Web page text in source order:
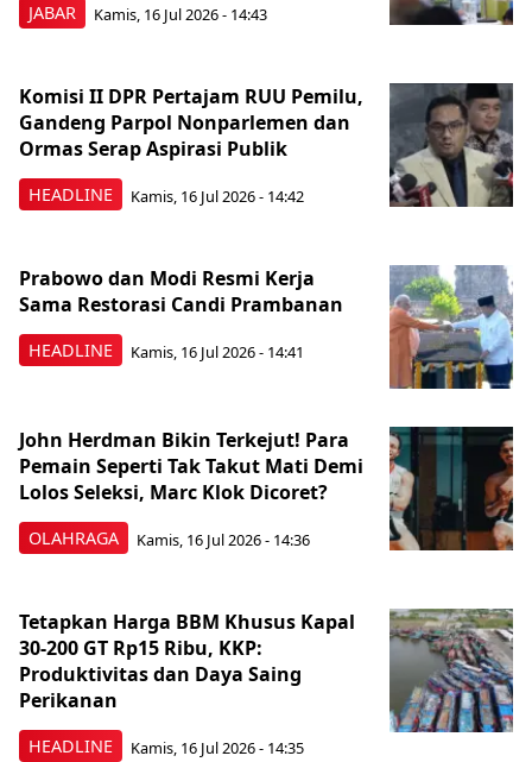
JABAR Kamis, 16 Jul 2026 - 14:43
HEADLINE
Komisi II DPR Pertajam RUU Pemilu,
Gandeng Parpol Nonparlemen dan
Ormas Serap Aspirasi Publik
Kamis, 16 Jul 2026 - 14:42
HEADLINE
Prabowo dan Modi Resmi Kerja
Sama Restorasi Candi Prambanan
Kamis, 16 Jul 2026 - 14:41
OLAHRAGA
John Herdman Bikin Terkejut! Para
Pemain Seperti Tak Takut Mati Demi
Lolos Seleksi, Marc Klok Dicoret?
Kamis, 16 Jul 2026 - 14:36
HEADLINE
Tetapkan Harga BBM Khusus Kapal
30-200 GT Rp15 Ribu, KKP:
Produktivitas dan Daya Saing
Perikanan
Kamis, 16 Jul 2026 - 14:35